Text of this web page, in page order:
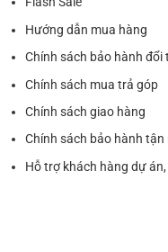
Hướng dẫn mua hàng
Chính sách bảo hành đổi
Chính sách mua trả góp
Chính sách giao hàng
Chính sách bảo hành tận
Hỗ trợ khách hàng dự